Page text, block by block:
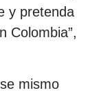
y pretenda
Colombia”,
mismo